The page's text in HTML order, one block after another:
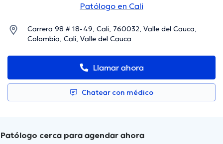
Patólogo en Cali
Carrera 98 # 18-49, Cali, 760032, Valle del Cauca,
Colombia, Cali, Valle del Cauca
Llamar ahora
Chatear con médico
Patólogo cerca para agendar ahora